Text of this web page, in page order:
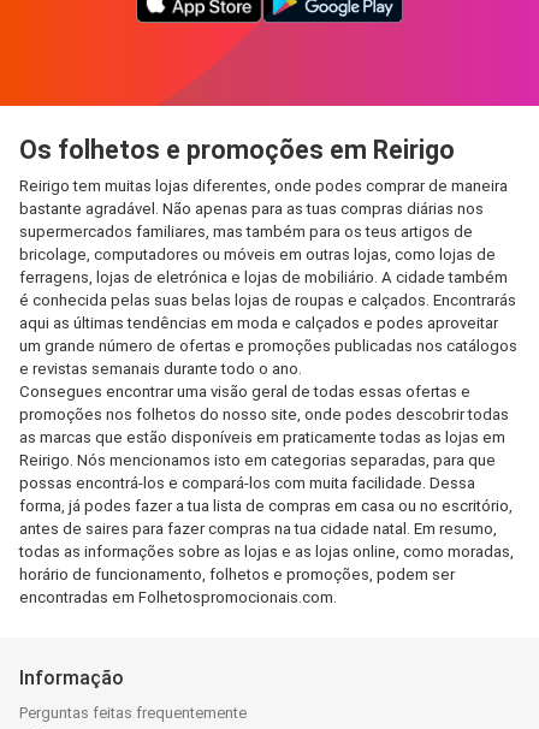
Os folhetos e promoções em Reirigo
Reirigo tem muitas lojas diferentes, onde podes comprar de maneira
bastante agradável. Não apenas para as tuas compras diárias nos
supermercados familiares, mas também para os teus artigos de
bricolage, computadores ou móveis em outras lojas, como lojas de
ferragens, lojas de eletrónica e lojas de mobiliário. A cidade também
é conhecida pelas suas belas lojas de roupas e calçados. Encontrarás
aqui as últimas tendências em moda e calçados e podes aproveitar
um grande número de ofertas e promoções publicadas nos catálogos
e revistas semanais durante todo o ano.
Consegues encontrar uma visão geral de todas essas ofertas e
promoções nos folhetos do nosso site, onde podes descobrir todas
as marcas que estão disponíveis em praticamente todas as lojas em
Reirigo. Nós mencionamos isto em categorias separadas, para que
possas encontrá-los e compará-los com muita facilidade. Dessa
forma, já podes fazer a tua lista de compras em casa ou no escritório,
antes de saires para fazer compras na tua cidade natal. Em resumo,
todas as informações sobre as lojas e as lojas online, como moradas,
horário de funcionamento, folhetos e promoções, podem ser
encontradas em Folhetospromocionais.com.
Informação
Perguntas feitas frequentemente